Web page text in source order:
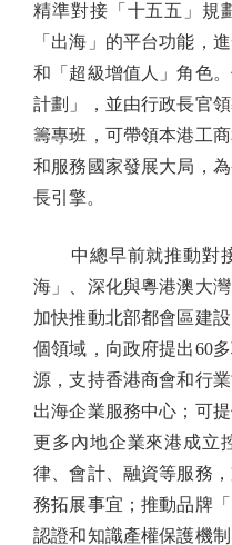
精準對接「十五五」規
「出海」的平台功能，
和「超級增值人」角色
計劃」，並由行政長官
籌專班，可帶領本港工
和服務國家發展大局，
長引擎。
中總早前就推動對接
海」、深化與粵港澳大
加快推動北部都會區建
個領域，向政府提出60
源，支持香港商會和行
出海企業服務中心；可
更多內地企業來港成立
律、會計、融資等服務
務拓展事宜；推動品牌
認證和知識產權保護機